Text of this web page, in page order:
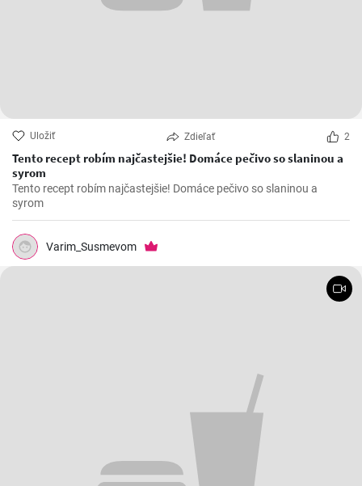
Uložiť Zdieľať 2
Tento recept robím najčastejšie! Domáce pečivo so slaninou a
syrom
Tento recept robím najčastejšie! Domáce pečivo so slaninou a
syrom
Varim_Susmevom